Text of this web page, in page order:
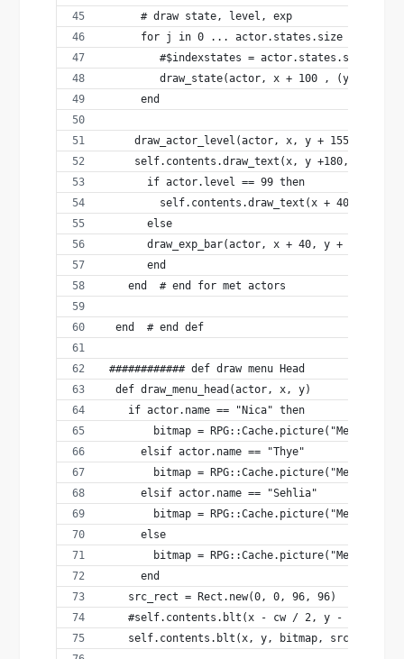
      # draw state, level, exp
      for j in 0 ... actor.states.size
         #$indexstates = actor.states.size
draw_state(actor, x + 100 , (y + 96)
      end
     draw_actor_level(actor, x, y + 155)
self.contents.draw_text(x, y +180, 40, 20,
       if actor.level == 99 then
self.contents.draw_text(x + 40, y +
       else
       draw_exp_bar(actor, x + 40, y + 185)
       end
    end  # end for met actors
  end  # end def
############ def draw menu Head
  def draw_menu_head(actor, x, y)
    if actor.name == "Nica" then
bitmap =
      elsif actor.name == "Thye"
bitmap =
      elsif actor.name == "Sehlia"
bitmap =
      else
bitmap =
      end
    src_rect = Rect.new(0, 0, 96, 96)
#self.contents.blt(x - cw / 2, y - ch,
    self.contents.blt(x, y, bitmap, src_rect)